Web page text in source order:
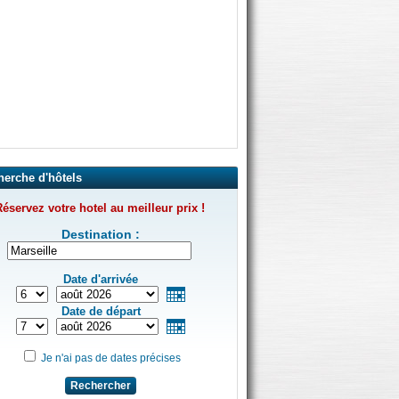
d'hôtels
votre hotel au meilleur prix !
Destination :
Date d'arrivée
Date de départ
Je n'ai pas de dates précises
Rechercher